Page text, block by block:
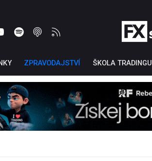
ZPRAVODAJSTVÍ ŠKOLA TRADINGU